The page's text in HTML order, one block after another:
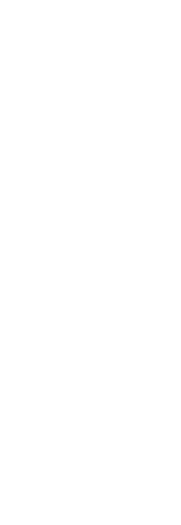
des draps italiens
sur chaque lit à